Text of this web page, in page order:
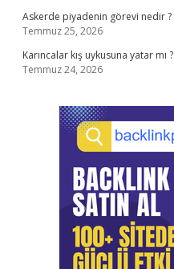
Askerde piyadenin görevi nedir ?
Temmuz 25, 2026
Karıncalar kış uykusuna yatar mı ?
Temmuz 24, 2026